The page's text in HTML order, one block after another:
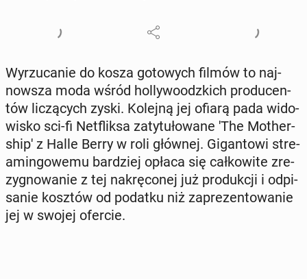
Wy­rzu­ca­nie do kosza go­to­wych filmów to naj­
now­sza moda wśród hol­ly­wo­odz­kich pro­du­cen­
tów li­czą­cych zyski. Kolejną jej ofiarą pada wi­do­
wi­sko sci-fi Net­flik­sa za­ty­tu­ło­wa­ne 'The Mo­ther­
shi­p' z Halle Berry w roli głównej. Gi­gan­to­wi stre­
amin­go­we­mu bar­dziej opłaca się cał­ko­wi­te zre­
zy­gno­wa­nie z tej na­krę­co­nej już pro­duk­cji i od­pi­
sa­nie kosztów od podatku niż za­pre­zen­to­wa­nie
jej w swojej ofercie.